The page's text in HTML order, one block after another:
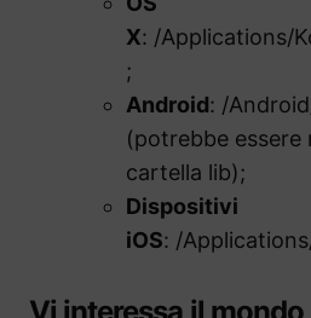
X: /Applications/
;
Android: /
(potrebbe essere
cartella lib);
Dispositivi
iOS: /